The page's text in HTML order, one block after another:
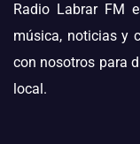
Radio Labrar FM
música, noticias y
con nosotros para
local.